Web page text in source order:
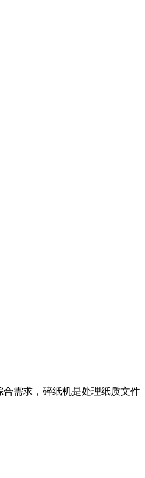
需求，碎纸机是处理纸质文件